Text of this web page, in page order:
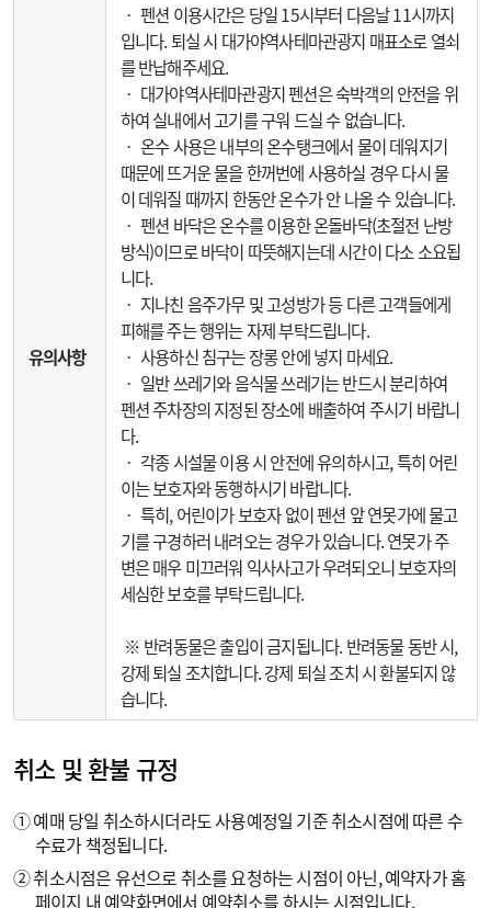
유의사항
‧ 펜션 이용시간은 당일 15시부터 다음날 11시까지
입니다. 퇴실 시 대가야역사테마관광지 매표소로 열쇠
를 반납해주세요.
‧ 대가야역사테마관광지 펜션은 숙박객의 안전을 위
하여 실내에서 고기를 구워 드실 수 없습니다.
‧ 온수 사용은 내부의 온수탱크에서 물이 데워지기
때문에 뜨거운 물을 한꺼번에 사용하실 경우 다시 물
이 데워질 때까지 한동안 온수가 안 나올 수 있습니다.
‧ 펜션 바닥은 온수를 이용한 온돌바닥(초절전 난방
방식)이므로 바닥이 따뜻해지는데 시간이 다소 소요됩
니다.
‧ 지나친 음주가무 및 고성방가 등 다른 고객들에게
피해를 주는 행위는 자제 부탁드립니다.
‧ 사용하신 침구는 장롱 안에 넣지 마세요.
‧ 일반 쓰레기와 음식물 쓰레기는 반드시 분리하여
펜션 주차장의 지정된 장소에 배출하여 주시기 바랍니
다.
‧ 각종 시설물 이용 시 안전에 유의하시고, 특히 어린
이는 보호자와 동행하시기 바랍니다.
‧ 특히, 어린이가 보호자 없이 펜션 앞 연못가에 물고
기를 구경하러 내려오는 경우가 있습니다. 연못가 주
변은 매우 미끄러워 익사사고가 우려되오니 보호자의
세심한 보호를 부탁드립니다.
※ 반려동물은 출입이 금지됩니다. 반려동물 동반 시,
강제 퇴실 조치합니다. 강제 퇴실 조치 시 환불되지 않
습니다.
취소 및 환불 규정
① 예매 당일 취소하시더라도 사용예정일 기준 취소시점에 따른 수
수료가 책정됩니다.
② 취소시점은 유선으로 취소를 요청하는 시점이 아닌, 예약자가 홈
페이지 내 예약화면에서 예약취소를 하시는 시점입니다.